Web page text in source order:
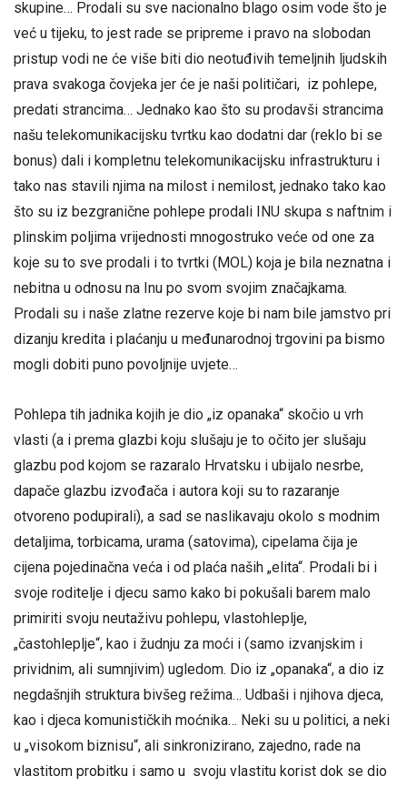
skupine… Prodali su sve nacionalno blago osim vode što je
već u tijeku, to jest rade se pripreme i pravo na slobodan
pristup vodi ne će više biti dio neotuđivih temeljnih ljudskih
prava svakoga čovjeka jer će je naši političari, iz pohlepe,
predati strancima… Jednako kao što su prodavši strancima
našu telekomunikacijsku tvrtku kao dodatni dar (reklo bi se
bonus) dali i kompletnu telekomunikacijsku infrastrukturu i
tako nas stavili njima na milost i nemilost, jednako tako kao
što su iz bezgranične pohlepe prodali INU skupa s naftnim i
plinskim poljima vrijednosti mnogostruko veće od one za
koje su to sve prodali i to tvrtki (MOL) koja je bila neznatna i
nebitna u odnosu na Inu po svom svojim značajkama.
Prodali su i naše zlatne rezerve koje bi nam bile jamstvo pri
dizanju kredita i plaćanju u međunarodnoj trgovini pa bismo
mogli dobiti puno povoljnije uvjete…
Pohlepa tih jadnika kojih je dio „iz opanaka“ skočio u vrh
vlasti (a i prema glazbi koju slušaju je to očito jer slušaju
glazbu pod kojom se razaralo Hrvatsku i ubijalo nesrbe,
dapače glazbu izvođača i autora koji su to razaranje
otvoreno podupirali), a sad se naslikavaju okolo s modnim
detaljima, torbicama, urama (satovima), cipelama čija je
cijena pojedinačna veća i od plaća naših „elita“. Prodali bi i
svoje roditelje i djecu samo kako bi pokušali barem malo
primiriti svoju neutaživu pohlepu, vlastohleplje,
„častohleplje“, kao i žudnju za moći i (samo izvanjskim i
prividnim, ali sumnjivim) ugledom. Dio iz „opanaka“, a dio iz
negdašnjih struktura bivšeg režima… Udbaši i njihova djeca,
kao i djeca komunističkih moćnika… Neki su u politici, a neki
u „visokom biznisu“, ali sinkronizirano, zajedno, rade na
vlastitom probitku i samo u svoju vlastitu korist dok se dio